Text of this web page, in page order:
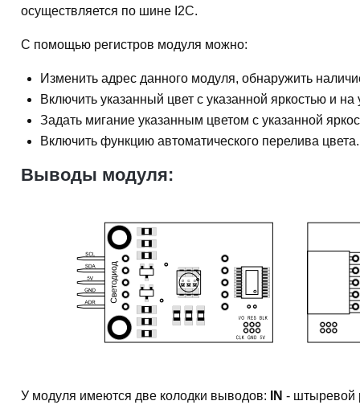
осуществляется по шине I2C.
С помощью регистров модуля можно:
Изменить адрес данного модуля, обнаружить
Включить указанный цвет с указанной яркостью и
Задать мигание указанным цветом с указанной
Включить функцию автоматического перелива цвета.
Выводы модуля:
У модуля имеются две колодки выводов: IN - штыревой